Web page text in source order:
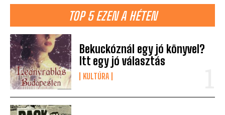
TOP 5 EZEN A HÉTEN
Bekuckóznál egy jó könyvel?
Itt egy jó választás
KULTÚRA